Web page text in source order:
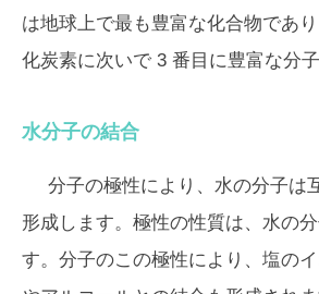
は地球上で最も豊富な化合物であ
化炭素に次いで 3 番目に豊富な分子
水分子の結合
分子の極性により、水の分子は
形成します。極性の性質は、水の
す。分子のこの極性により、塩の